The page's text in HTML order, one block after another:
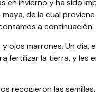
en invierno y ha sido
de la cual proviene
a continuación:
ojos marrones. Un día,
fertilizar la tierra, y les
recogieron las